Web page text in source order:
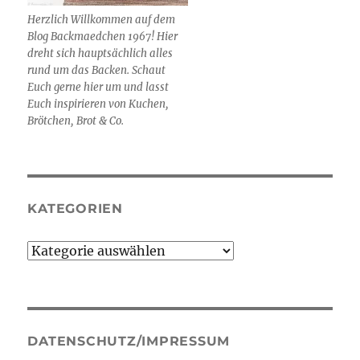
Herzlich Willkommen auf dem
Blog Backmaedchen 1967! Hier
dreht sich hauptsächlich alles
rund um das Backen. Schaut
Euch gerne hier um und lasst
Euch inspirieren von Kuchen,
Brötchen, Brot & Co.
KATEGORIEN
Kategorien
DATENSCHUTZ/IMPRESSUM